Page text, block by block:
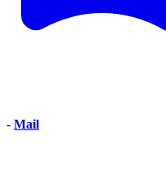
- Mail